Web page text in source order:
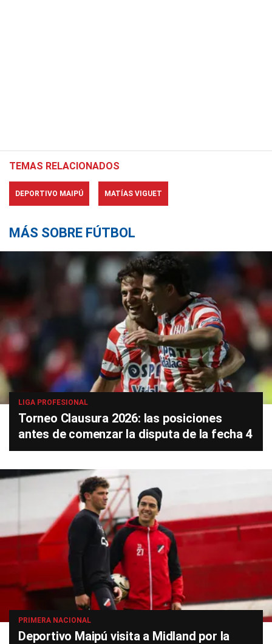
TEMAS RELACIONADOS
DEPORTIVO MAIPÚ MATÍAS VIGUET
MÁS SOBRE FÚTBOL
LIGA PROFESIONAL
Torneo Clausura 2026: las posiciones
antes de comenzar la disputa de la fecha 4
PRIMERA NACIONAL
Deportivo Maipú visita a Midland por la